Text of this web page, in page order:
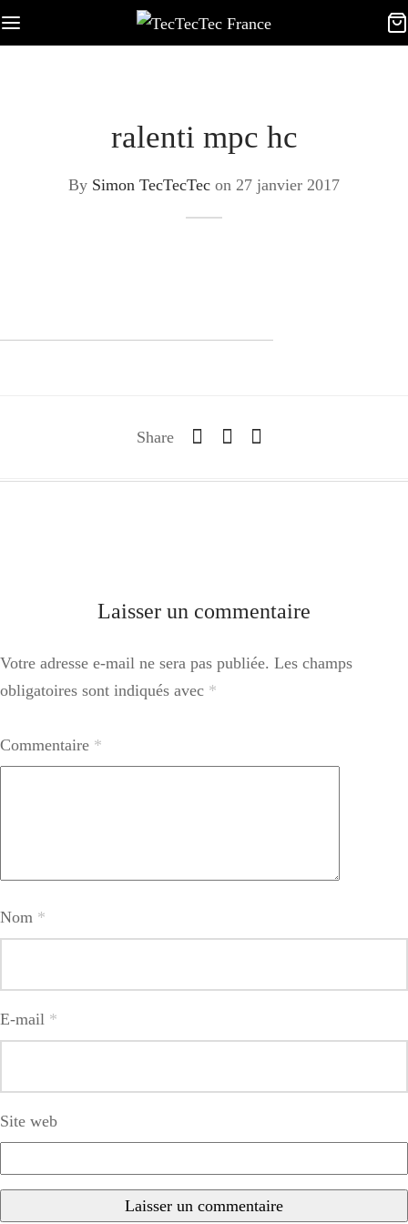
ralenti mpc hc
By Simon TecTecTec on 27 janvier 2017
Share
Laisser un commentaire
Votre adresse e-mail ne sera pas publiée. Les champs
obligatoires sont indiqués avec *
Commentaire *
Nom *
E-mail *
Site web